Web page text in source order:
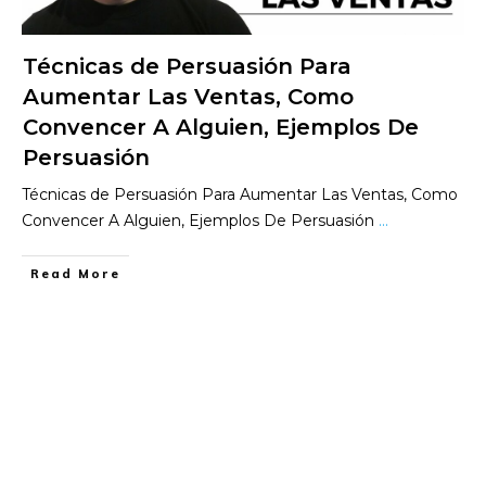
Técnicas de Persuasión Para
Aumentar Las Ventas, Como
Convencer A Alguien, Ejemplos De
Persuasión
Técnicas de Persuasión Para Aumentar Las Ventas, Como
Convencer A Alguien, Ejemplos De Persuasión ...
​Read More